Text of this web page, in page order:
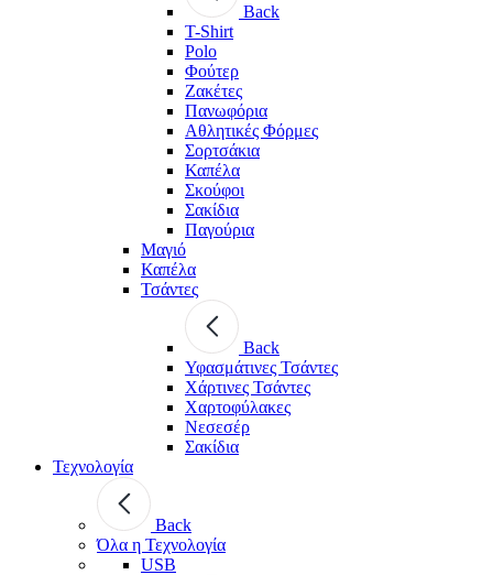
Back
T-Shirt
Polo
Φούτερ
Ζακέτες
Πανωφόρια
Αθλητικές Φόρμες
Σορτσάκια
Καπέλα
Σκούφοι
Σακίδια
Παγούρια
Μαγιό
Καπέλα
Τσάντες
Back
Υφασμάτινες Τσάντες
Χάρτινες Τσάντες
Χαρτοφύλακες
Νεσεσέρ
Σακίδια
Τεχνολογία
Back
Όλα η Τεχνολογία
USB